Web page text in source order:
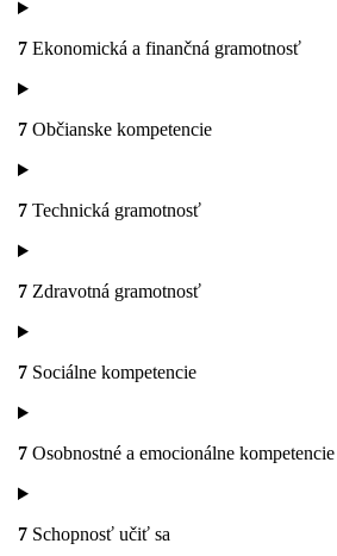
7 Ekonomická a finančná gramotnosť
7 Občianske kompetencie
7 Technická gramotnosť
7 Zdravotná gramotnosť
7 Sociálne kompetencie
7 Osobnostné a emocionálne kompetencie
7 Schopnosť učiť sa